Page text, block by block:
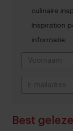
culinaire
Inspiration
informatie.
Best